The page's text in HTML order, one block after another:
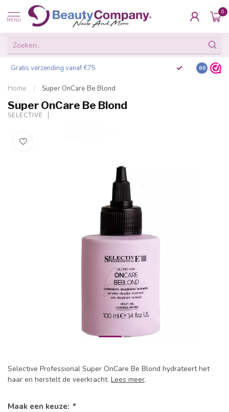
MENU
0
Salonkwaliteit voor iedereen Gratis
8.8
Home / Super OnCare Be Blond
Super OnCare Be Blond
SELECTIVE
Selective Professional Super OnCare Be Blond hydrateert het
haar en herstelt de veerkracht. Lees meer.
Maak een keuze: *